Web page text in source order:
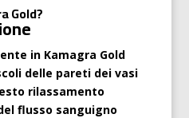
Gold?
in Kamagra Gold
delle pareti dei vasi
rilassamento
flusso sanguigno